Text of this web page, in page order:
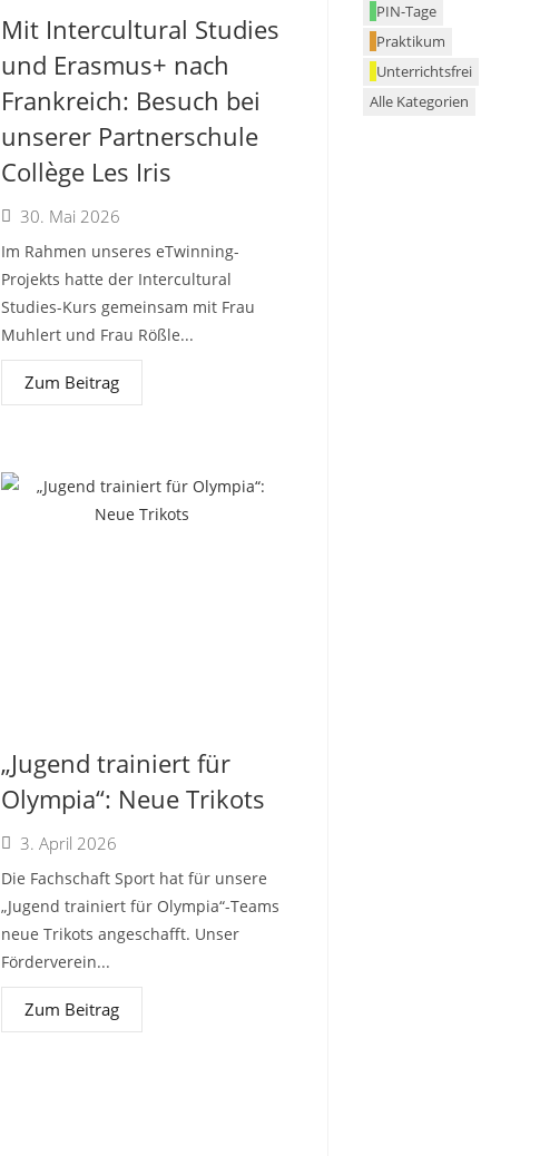
Mit Intercultural Studies
und Erasmus+ nach
Frankreich: Besuch bei
unserer Partnerschule
Collège Les Iris
30. Mai 2026
Im Rahmen unseres eTwinning-
Projekts hatte der Intercultural
Studies-Kurs gemeinsam mit Frau
Muhlert und Frau Rößle...
Zum Beitrag
„Jugend trainiert für
Olympia“: Neue Trikots
3. April 2026
Die Fachschaft Sport hat für unsere
„Jugend trainiert für Olympia“-Teams
neue Trikots angeschafft. Unser
Förderverein...
Zum Beitrag
PIN-Tage
Praktikum
Unterrichtsfrei
Alle Kategorien